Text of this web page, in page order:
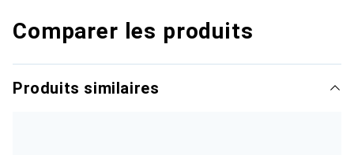
Comparer les produits
Produits similaires